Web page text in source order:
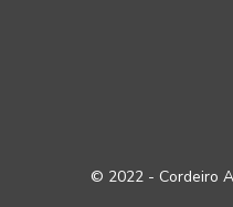
© 2022 - Cordeiro